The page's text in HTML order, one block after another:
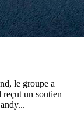
le groupe a
reçut un soutien